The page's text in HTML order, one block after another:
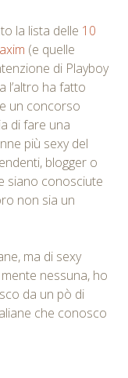
la lista delle 10
(e quelle
di Playboy
l’altro ha fatto
un concorso
di fare una
più sexy del
blogger o
siano conosciute
non sia un
ma di sexy
nessuna, ho
da un pò di
che conosco